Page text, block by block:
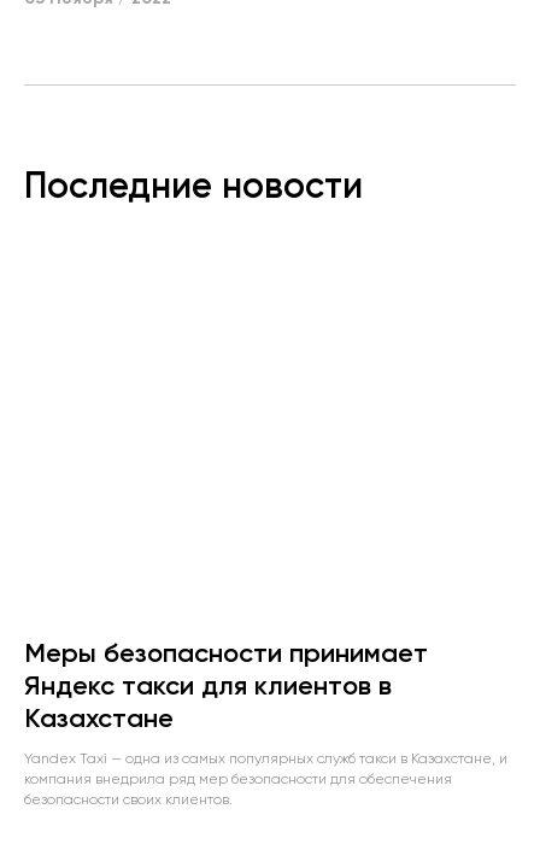
Последние новости
Меры безопасности принимает
Яндекс такси для клиентов в
Казахстане
Yandex Taxi — одна из самых популярных служб такси в Казахстане, и
компания внедрила ряд мер безопасности для обеспечения
безопасности своих клиентов.